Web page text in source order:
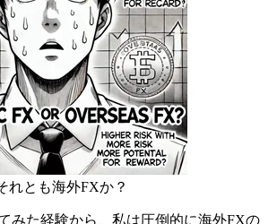
れとも海外FXか？
みた経験から、私は圧倒的に海外FXの